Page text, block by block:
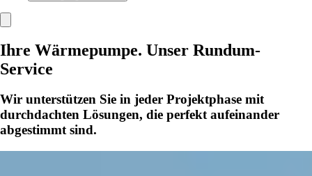
Ihre Wärmepumpe. Unser Rundum-
Service
Wir unterstützen Sie in jeder Projektphase mit
durchdachten Lösungen, die perfekt aufeinander
abgestimmt sind.